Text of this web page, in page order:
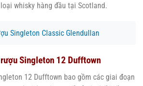
whisky hàng đầu tại Scotland.
Singleton Classic Glendullan
Singleton 12 Dufftown
12 Dufftown bao gồm các giai đoạn